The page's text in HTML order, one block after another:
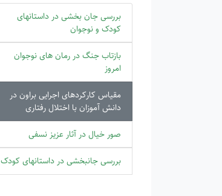
بررسی جان بخشی در داستانهای
کودک و نوجوان
بازتاب جنگ در رمان های نوجوان
امروز
مقیاس کارکردهای اجرایی براون در
دانش آموزان با اختلال رفتاری
صور خیال در آثار عزیز نسفی
بررسی جانبخشی در داستانهای کودک